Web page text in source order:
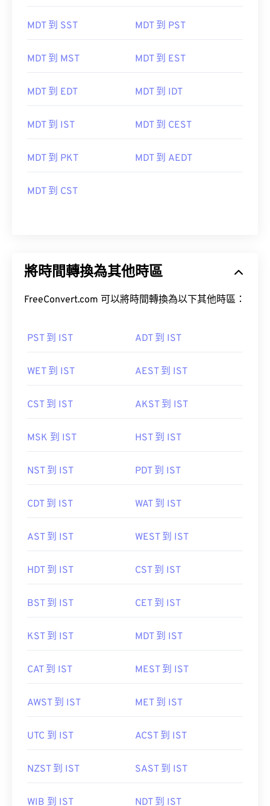
MDT 到 SST MDT 到 PST
MDT 到 MST MDT 到 EST
MDT 到 EDT MDT 到 IDT
MDT 到 IST MDT 到 CEST
MDT 到 PKT MDT 到 AEDT
MDT 到 CST
將時間轉換為其他時區
FreeConvert.com 可以將時間轉換為以下其他時區：
PST 到 IST ADT 到 IST
WET 到 IST AEST 到 IST
CST 到 IST AKST 到 IST
MSK 到 IST HST 到 IST
NST 到 IST PDT 到 IST
CDT 到 IST WAT 到 IST
AST 到 IST WEST 到 IST
HDT 到 IST CST 到 IST
BST 到 IST CET 到 IST
KST 到 IST MDT 到 IST
CAT 到 IST MEST 到 IST
AWST 到 IST MET 到 IST
UTC 到 IST ACST 到 IST
NZST 到 IST SAST 到 IST
WIB 到 IST NDT 到 IST